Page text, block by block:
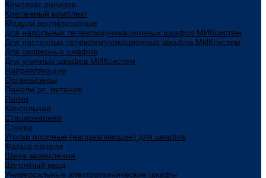
Комплект роликов
Крепежный комплект
Модули вентиляторные
Для напольных телекоммуникационных шкафов МИКсистем
Для настенных телекоммуникационных шкафов МИКсистем
Для серверных шкафов
Для уличных шкафов МИКсистем
Направляющие
Органайзеры
Панели эл. питания
Полки
Консольная
Стационарная
Стенки
Уголки опорные (направляющие) для шкафов
Фальш-панели
Шина заземления
Щеточный ввод
Универсальные электротехнические шкафы